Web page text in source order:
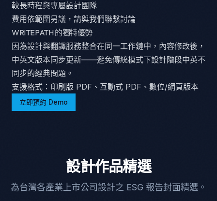
較長時程與專屬設計團隊
費用依範圍另議，請與我們聯繫討論
WRITEPATH 的獨特優勢
因為設計與翻譯服務整合在同一工作鏈中，內容修改後，
中英文版本同步更新——避免傳統模式下設計階段中英不
同步的經典問題。
支援格式：印刷版 PDF、互動式 PDF、數位/網頁版本
立即預約 Demo
設計作品精選
為台灣各產業上市公司設計之 ESG 報告封面精選。